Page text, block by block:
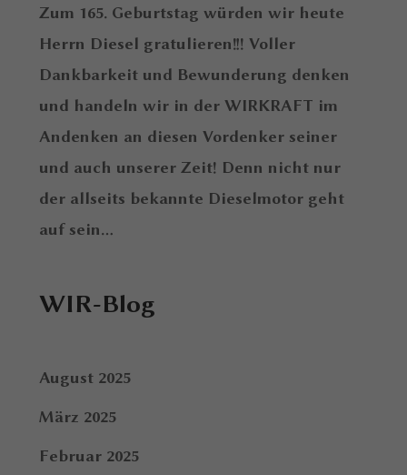
Zum 165. Geburtstag würden wir heute
Herrn Diesel gratulieren!!! Voller
Dankbarkeit und Bewunderung denken
und handeln wir in der WIRKRAFT im
Andenken an diesen Vordenker seiner
und auch unserer Zeit! Denn nicht nur
der allseits bekannte Dieselmotor geht
auf sein...
WIR-Blog
August 2025
März 2025
Februar 2025